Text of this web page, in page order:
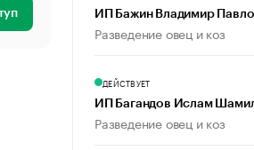
ИП Бажин Владимир
Разведение овец и коз
ДЕЙСТВУЕТ
ИП Багандов Ислам
Разведение овец и коз